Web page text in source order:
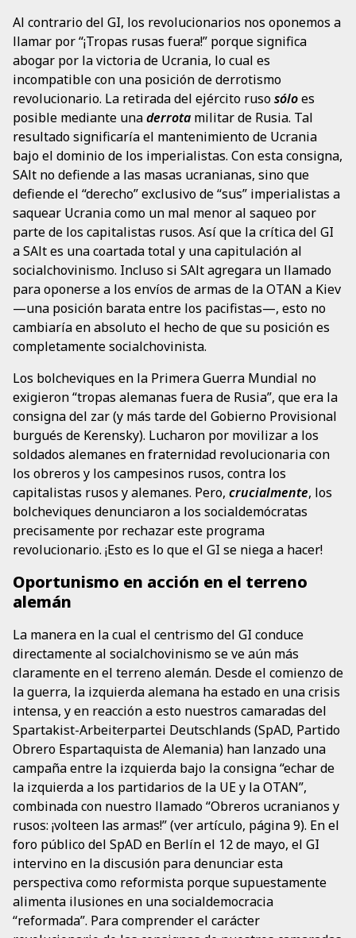
Al contrario del GI, los revolucionarios nos oponemos a
llamar por “¡Tropas rusas fuera!” porque significa
abogar por la victoria de Ucrania, lo cual es
incompatible con una posición de derrotismo
revolucionario. La retirada del ejército rusosóloes
posible mediante unaderrota militar de Rusia. Tal
resultado significaría el mantenimiento de Ucrania
bajo el dominio de los imperialistas. Con esta consigna,
SAlt no defiende a las masas ucranianas, sino que
defiende el “derecho” exclusivo de “sus” imperialistas a
saquear Ucrania como un mal menor al saqueo por
parte de los capitalistas rusos. Así que la crítica del GI
a SAlt es una coartada total y una capitulación al
socialchovinismo. Incluso si SAlt agregara un llamado
para oponerse a los envíos de armas de la OTAN a Kiev
—una posición barata entre los pacifistas—, esto no
cambiaría en absoluto el hecho de que su posición es
completamente socialchovinista.
Los bolcheviques en la Primera Guerra Mundial no
exigieron “tropas alemanas fuera de Rusia”, que era la
consigna del zar (y más tarde del Gobierno Provisional
burgués de Kerensky). Lucharon por movilizar a los
soldados alemanes en fraternidad revolucionaria con
los obreros y los campesinos rusos, contra los
capitalistas rusos y alemanes. Pero, crucialmente, los
bolcheviques denunciaron a los socialdemócratas
precisamente por rechazar este programa
revolucionario. ¡Esto es lo que el GI se niega a hacer!
Oportunismo en acción en el terreno
alemán
La manera en la cual el centrismo del GI conduce
directamente al socialchovinismo se ve aún más
claramente en el terreno alemán. Desde el comienzo de
la guerra, la izquierda alemana ha estado en una crisis
intensa, y en reacción a esto nuestros camaradas del
Spartakist-Arbeiterpartei Deutschlands (SpAD, Partido
Obrero Espartaquista de Alemania) han lanzado una
campaña entre la izquierda bajo la consigna “echar de
la izquierda a los partidarios de la UE y la OTAN”,
combinada con nuestro llamado “Obreros ucranianos y
rusos: ¡volteen las armas!” (ver artículo, página 9). En el
foro público del SpAD en Berlín el 12 de mayo, el GI
intervino en la discusión para denunciar esta
perspectiva como reformista porque supuestamente
alimenta ilusiones en una socialdemocracia
“reformada”. Para comprender el carácter